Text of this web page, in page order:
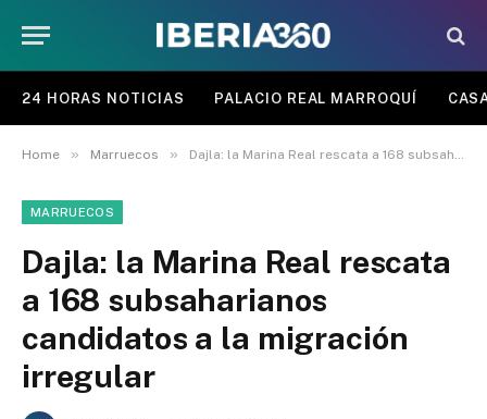
24 HORAS NOTICIAS PALACIO REAL MARROQUÍ
Home » Marruecos » Dajla: la Marina Real rescata a 168 subsaharianos candidatos a la migración irregular
MARRUECOS
Dajla: la Marina Real rescata
a 168 subsaharianos
candidatos a la migración
irregular